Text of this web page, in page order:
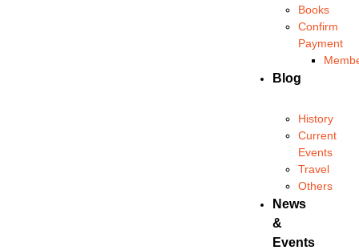
Books
Confirm
Payment
Blog
History
Current
Events
Travel
Others
News
&
Events